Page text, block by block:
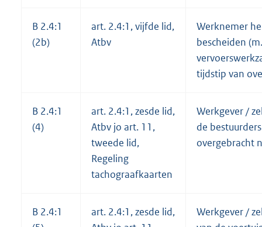
B 2.4:1
(2b)
art. 2.4:1, vijfde lid,
Atbv
Werknemer
bescheiden
tijdstip van
B 2.4:1
(4)
art. 2.4:1, zesde lid,
Atbv jo art. 11,
tweede lid,
Regeling
tachograafkaarten
Werkgever /
de
overgebracht
B 2.4:1
art. 2.4:1, zesde lid,
Werkgever /